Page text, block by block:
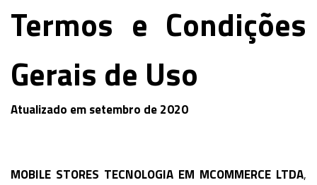
Termos e Condições
Gerais de Uso
Atualizado em setembro de 2020
MOBILE STORES TECNOLOGIA EM MCOMMERCE LTDA,